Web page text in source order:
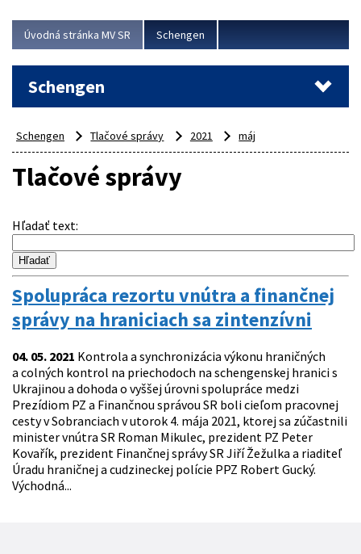
demonštrovať pripravenosť Slovenska na možné...
Úvodná stránka MV SR Schengen
Schengen
Schengen Tlačové správy 2021 máj
Tlačové správy
Hľadať text:
Spolupráca rezortu vnútra a finančnej
správy na hraniciach sa zintenzívni
04. 05. 2021 Kontrola a synchronizácia výkonu hraničných
a colných kontrol na priechodoch na schengenskej hranici s
Ukrajinou a dohoda o vyššej úrovni spolupráce medzi
Prezídiom PZ a Finančnou správou SR boli cieľom pracovnej
cesty v Sobranciach v utorok 4. mája 2021, ktorej sa zúčastnili
minister vnútra SR Roman Mikulec, prezident PZ Peter
Kovařík, prezident Finančnej správy SR Jiří Žežulka a riaditeľ
Úradu hraničnej a cudzineckej polície PPZ Robert Gucký.
Východná...